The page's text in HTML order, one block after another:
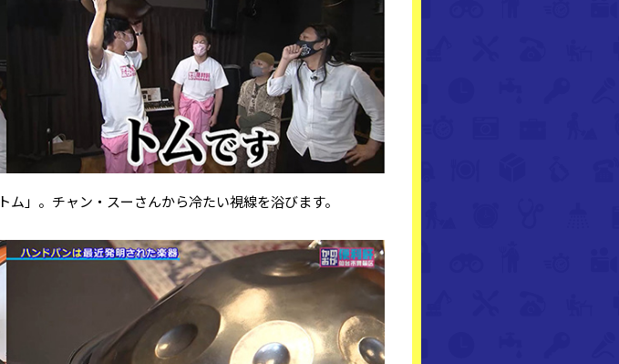
」。チャン・スーさんから冷たい視線を浴びます。